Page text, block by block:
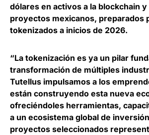
dólares en activos a la blockchain y
proyectos mexicanos, preparados
tokenizados a inicios de 2026.
“La tokenización es ya un pilar
transformación de múltiples
Tutellus impulsamos a los
están construyendo esta nueva
ofreciéndoles herramientas,
a un ecosistema global de
proyectos seleccionados